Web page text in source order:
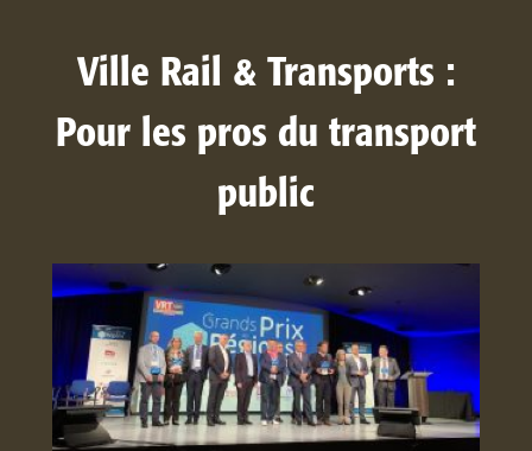
Ville Rail & Transports :
Pour les pros du transport
public